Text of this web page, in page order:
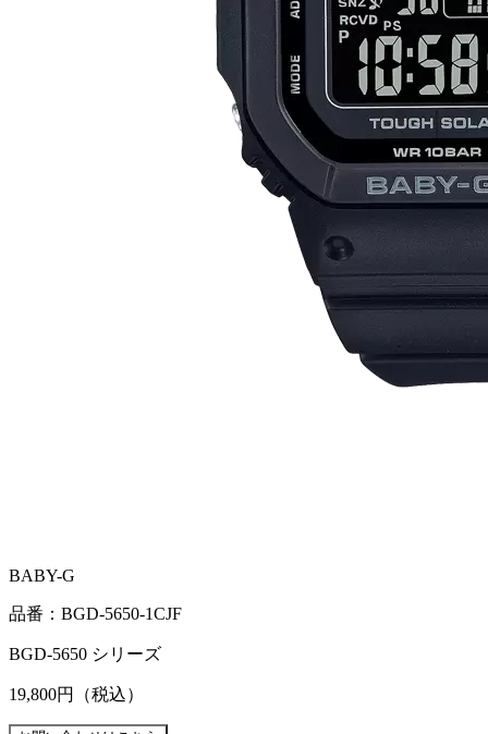
BABY-G
品番：BGD-5650-1CJF
BGD-5650 シリーズ
19,800円 （税込）